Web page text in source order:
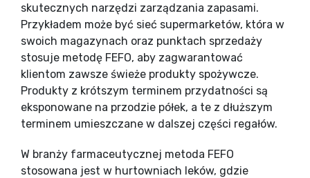
skutecznych narzędzi zarządzania zapasami.
Przykładem może być sieć supermarketów, która w
swoich magazynach oraz punktach sprzedaży
stosuje metodę FEFO, aby zagwarantować
klientom zawsze świeże produkty spożywcze.
Produkty z krótszym terminem przydatności są
eksponowane na przodzie półek, a te z dłuższym
terminem umieszczane w dalszej części regałów.
W branży farmaceutycznej metoda FEFO
stosowana jest w hurtowniach leków, gdzie